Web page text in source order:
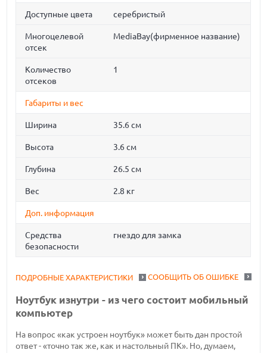
Доступные цвета серебристый
Многоцелевой
отсек
MediaBay(фирменное название)
Количество
отсеков
1
Габариты и вес
Ширина 35.6 см
Высота 3.6 см
Глубина 26.5 см
Вес 2.8 кг
Доп. информация
Средства
безопасности
гнездо для замка
СООБЩИТЬ ОБ ОШИБКЕ
ПОДРОБНЫЕ ХАРАКТЕРИСТИКИ
Ноутбук изнутри - из чего состоит мобильный
компьютер
На вопрос «как устроен ноутбук» может быть дан простой
ответ - «точно так же, как и настольный ПК». Но, думаем,